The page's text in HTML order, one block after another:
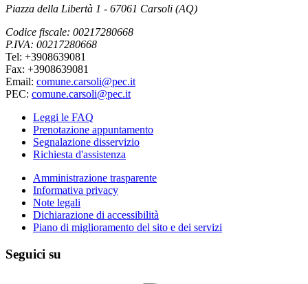
Piazza della Libertà 1 - 67061 Carsoli (AQ)
Codice fiscale: 00217280668
P.IVA: 00217280668
Tel: +3908639081
Fax: +3908639081
Email: comune.carsoli@pec.it
PEC: comune.carsoli@pec.it
Leggi le FAQ
Prenotazione appuntamento
Segnalazione disservizio
Richiesta d'assistenza
Amministrazione trasparente
Informativa privacy
Note legali
Dichiarazione di accessibilità
Piano di miglioramento del sito e dei servizi
Seguici su